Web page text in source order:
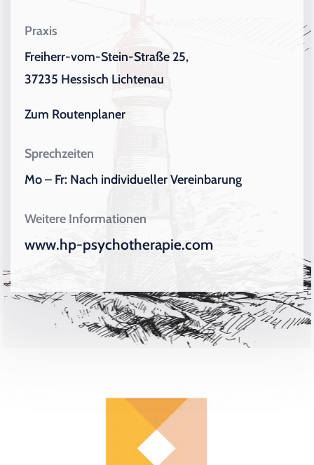
Praxis
Freiherr-vom-Stein-Straße 25,
37235 Hessisch Lichtenau
Zum Routenplaner
Sprechzeiten
Mo – Fr: Nach individueller Vereinbarung
Weitere Informationen
www.hp-psychotherapie.com